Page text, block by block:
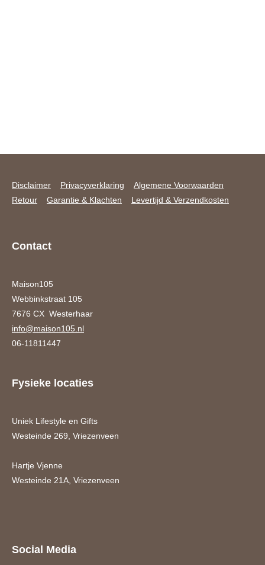
Disclaimer Privacyverklaring
Algemene Voorwaarden
Retour
Garantie & Klachten Levertijd & Verzendkosten
Contact
Maison105
Webbinkstraat 105
7676 CX Westerhaar
info@maison105.nl
06-11811447
Fysieke locaties
Uniek Lifestyle en Gifts
Westeinde 269, Vriezenveen
Hartje Vjenne
Westeinde 21A, Vriezenveen
Social Media